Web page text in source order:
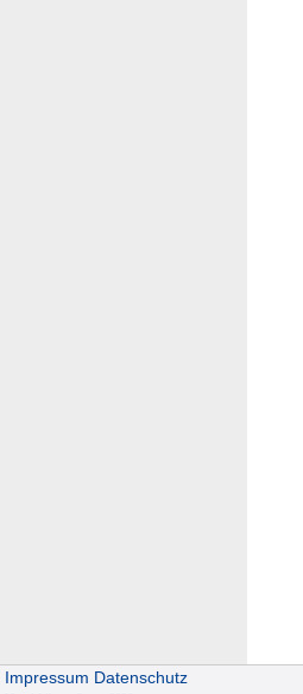
Impressum Datenschutz